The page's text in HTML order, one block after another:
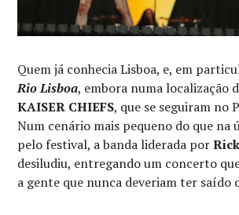
Quem já conhecia Lisboa, e, em
Rio Lisboa, embora numa localização
KAISER CHIEFS, que se seguiram no
Num cenário mais pequeno do que na
pelo festival, a banda liderada por
desiludiu, entregando um concerto
a gente que nunca deveriam ter saído